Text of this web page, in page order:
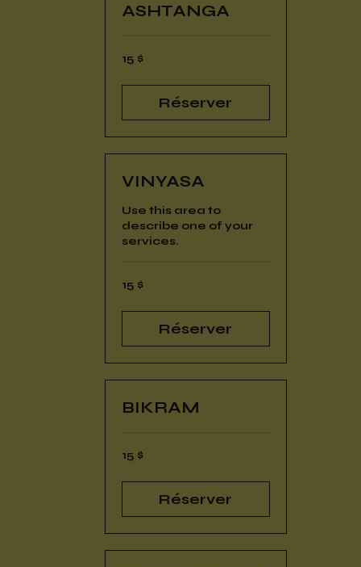
ASHTANGA
15 dollars
canadiens
15 $
Réserver
VINYASA
Use this area to
describe one of your
services.
15 dollars
canadiens
15 $
Réserver
BIKRAM
15 dollars
canadiens
15 $
Réserver